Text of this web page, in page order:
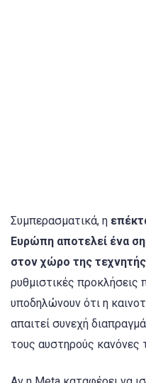
Συμπερασματικά, η
Ευρώπη αποτελεί ένα
στον χώρο της
ρυθμιστικές προκλήσεις
υποδηλώνουν ότι η
απαιτεί συνεχή
τους αυστηρούς κανόνες